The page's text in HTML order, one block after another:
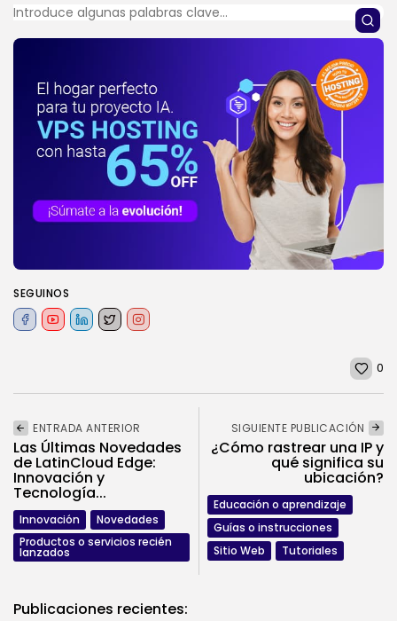
SEGUINOS
0
ENTRADA ANTERIOR
Las Últimas Novedades
de LatinCloud Edge:
Innovación y
Tecnología...
Innovación
Novedades
Productos o servicios recién
lanzados
SIGUIENTE PUBLICACIÓN
¿Cómo rastrear una IP y
qué significa su
ubicación?
Educación o aprendizaje
Guías o instrucciones
Sitio Web
Tutoriales
Publicaciones recientes: